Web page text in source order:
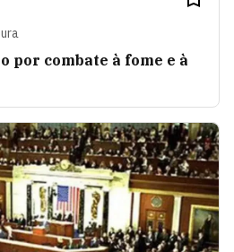
por combate à fome e à